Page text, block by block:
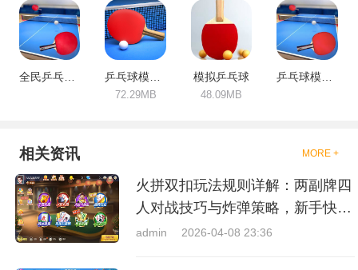
全民乒乓球模拟器
72.29MB
模拟乒乓球
48.09MB
相关资讯 MORE +
火拼双扣玩法规则详解：两副牌四
人对战技巧与炸弹策略，新手快速
上手指南
admin 2026-04-08 23:36